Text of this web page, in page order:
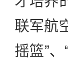
联军航
摇篮”